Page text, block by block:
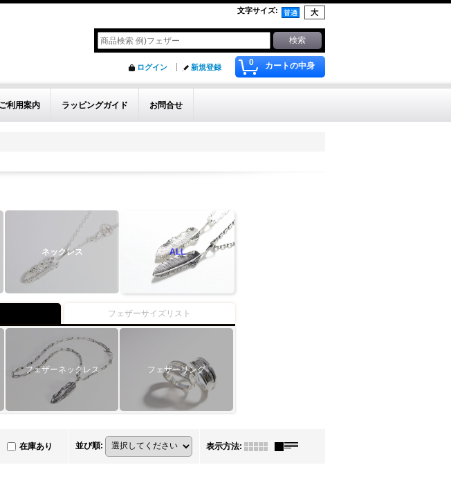
文字サイズ:
0 カートの中身
ログイン 新規登録
ご利用案内 ラッピングガイド お問合せ
ネックレス ALL
フェザーサイズリスト
フェザーネックレス フェザーリング
在庫あり 並び順: 表示方法: